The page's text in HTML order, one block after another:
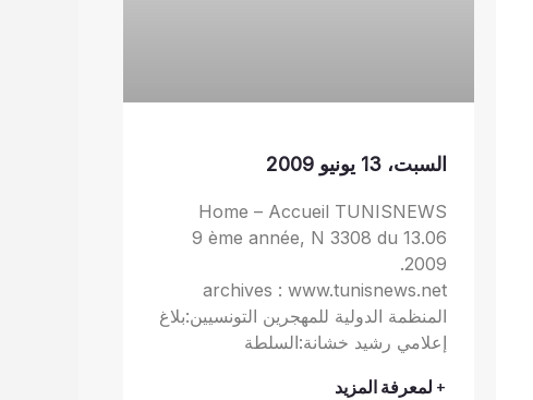
السبت، 13 يونيو 2009
Home – Accueil TUNISNEWS
9 ème année, N 3308 du 13.06
.2009
archives : www.tunisnews.net
المنظمة الدولية للمهجرين التونسيين:بلاغ
إعلامي رشيد خشانة:السلطة
+ لمعرفة المزيد